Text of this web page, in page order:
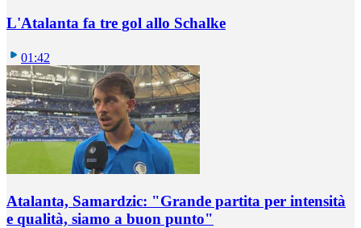
L'Atalanta fa tre gol allo Schalke
01:42
Atalanta, Samardzic: "Grande partita per intensità
e qualità, siamo a buon punto"